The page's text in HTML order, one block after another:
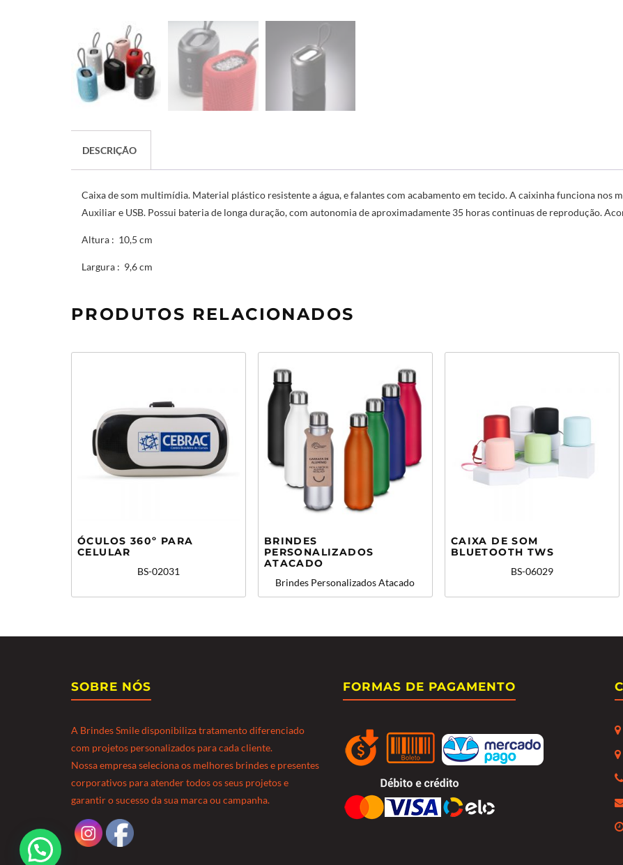
DESCRIÇÃO
Caixa de som multimídia. Material plástico resistente a água, e falantes com acabamento em tecido. A caixinha funciona nos
Auxiliar e USB. Possui bateria de longa duração, com autonomia de aproximadamente 35 horas continuas de reprodução.
Altura : 10,5 cm
Largura : 9,6 cm
PRODUTOS RELACIONADOS
ÓCULOS 360º PARA
CELULAR
BS-02031
BRINDES
PERSONALIZADOS
ATACADO
Brindes Personalizados Atacado
CAIXA DE SOM
BLUETOOTH TWS
BS-06029
SOBRE NÓS
A Brindes Smile disponibiliza tratamento diferenciado
com projetos personalizados para cada cliente.
Nossa empresa seleciona os melhores brindes e presentes
corporativos para atender todos os seus projetos e
garantir o sucesso da sua marca ou campanha.
FORMAS DE PAGAMENTO
Precisa de ajuda?